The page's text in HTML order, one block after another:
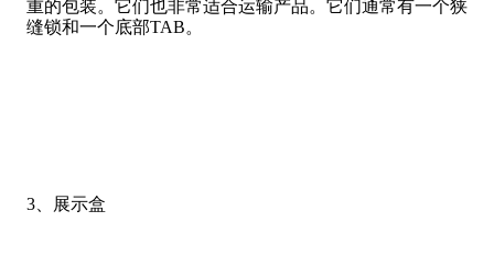
重的包装。它们也非常适合运输产品。它们通常有一个狭
缝锁和一个底部TAB。
3、展示盒